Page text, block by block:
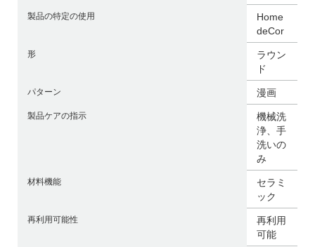
製品の特定の使用
Home
deCor
形
ラウン
ド
パターン 漫画
製品ケアの指示
機械洗
浄、手
洗いの
み
材料機能
セラミ
ック
再利用可能性
再利用
可能